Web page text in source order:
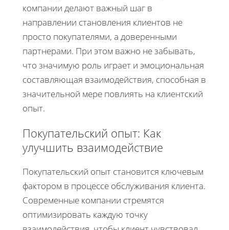
компании делают важный шаг в
направлении становления клиентов не
просто покупателями, а доверенными
партнерами. При этом важно не забывать,
что значимую роль играет и эмоциональная
составляющая взаимодействия, способная в
значительной мере повлиять на клиентский
опыт.
Покупательский опыт: Как
улучшить взаимодействие
Покупательский опыт становится ключевым
фактором в процессе обслуживания клиента.
Современные компании стремятся
оптимизировать каждую точку